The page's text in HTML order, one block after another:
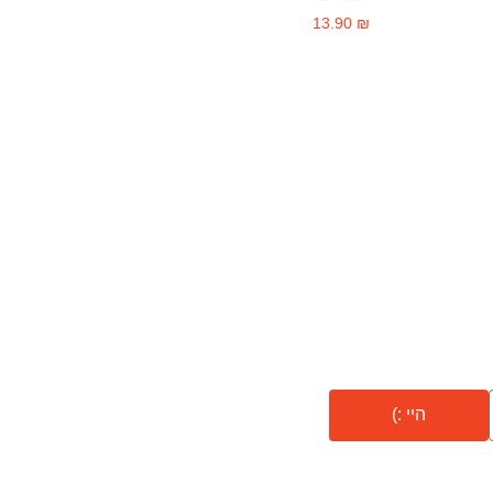
13.90 ₪
היי :)